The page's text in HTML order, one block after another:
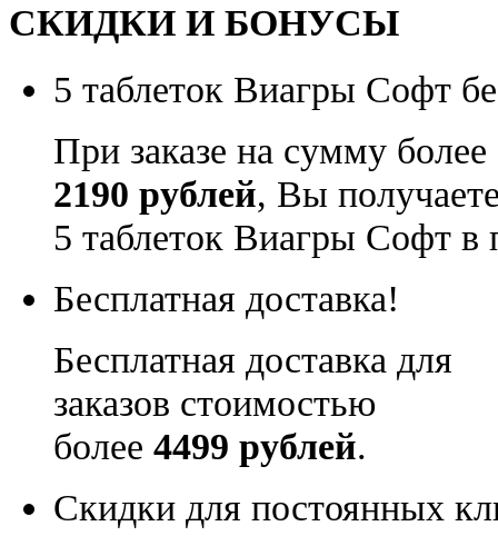
СКИДКИ И БОНУСЫ
5 таблеток Виагры Софт
При заказе на сумму более
2190 рублей, Вы
5 таблеток Виагры Софт в
Бесплатная доставка!
Бесплатная доставка для
заказов стоимостью
более 4499 рублей.
Скидки для постоянных